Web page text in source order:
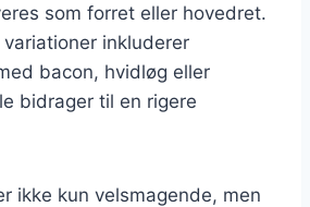
som forret eller hovedret.
inkluderer
bacon, hvidløg eller
bidrager til en rigere
ikke kun velsmagende, men